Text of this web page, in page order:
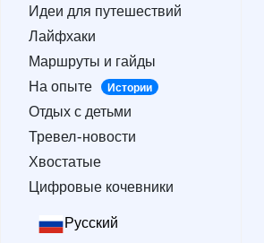
Лайфхаки
Маршруты и гайды
На опыте
Истории
Отдых с детьми
Тревел-новости
Хвостатые
Цифровые кочевники
Идеи для путешествий
Лайфхаки
Маршруты и гайды
На опыте
Истории
Отдых с детьми
Тревел-новости
Хвостатые
Цифровые кочевники
Русский